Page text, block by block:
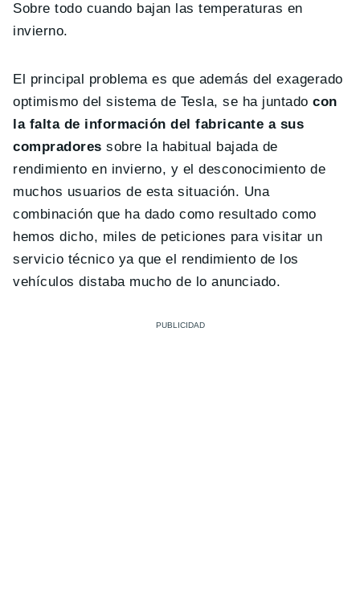
Sobre todo cuando bajan las temperaturas en
invierno.
El principal problema es que además del exagerado
optimismo del sistema de Tesla, se ha juntadocon
la falta de información del fabricante a sus
compradores sobre la habitual bajada de
rendimiento en invierno, y el desconocimiento de
muchos usuarios de esta situación. Una
combinación que ha dado como resultado como
hemos dicho, miles de peticiones para visitar un
servicio técnico ya que el rendimiento de los
vehículos distaba mucho de lo anunciado.